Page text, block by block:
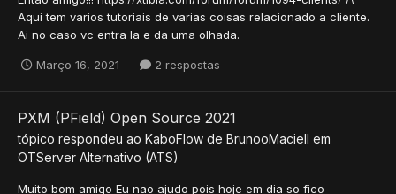
Aqui tem varios tutoriais de varias coisas relacionado a cliente.
Ai no caso vc entra la e da uma olhada.
Março 16, 2021 2 respostas
PXM (PField) Open Source 2021
tópico respondeu ao KaboFlow de BrunooMaciell em
OTServer Alternativo (ATS)
Muito bom amigo Eu nao ajudo pois hoje em dia so fico